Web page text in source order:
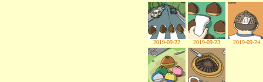
2019-09-22 2019-09-23 2019-09-24